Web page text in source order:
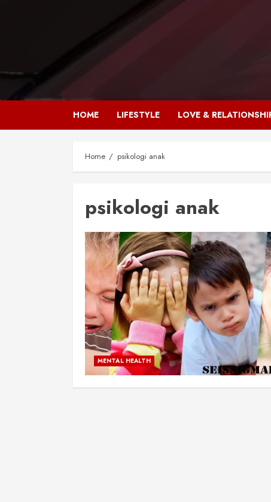
HOME LIFESTYLE LOVE &
Home psikologi anak
psikologi anak
MENTAL HEALTH